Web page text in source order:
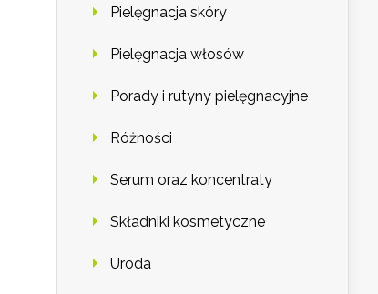
Pielęgnacja skóry
Pielęgnacja włosów
Porady i rutyny pielęgnacyjne
Różności
Serum oraz koncentraty
Składniki kosmetyczne
Uroda